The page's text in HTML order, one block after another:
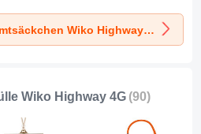
Highway
Universal S05 für
Wiko Highway 4G
Braun
Mehr Samtbeutel, Samtsäckchen Wiko Highway 4G
Wiko Highway 4G (90)